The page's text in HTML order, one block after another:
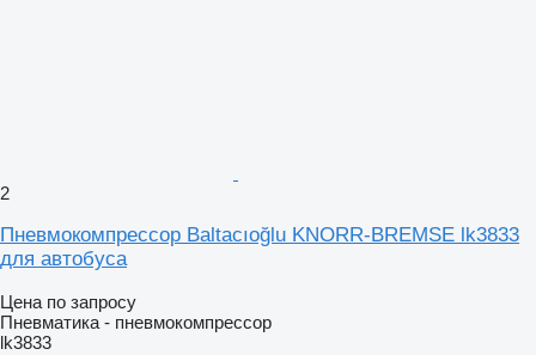
2
Пневмокомпрессор Baltacıoğlu KNORR-BREMSE lk3833
для автобуса
Цена по запросу
Пневматика - пневмокомпрессор
lk3833